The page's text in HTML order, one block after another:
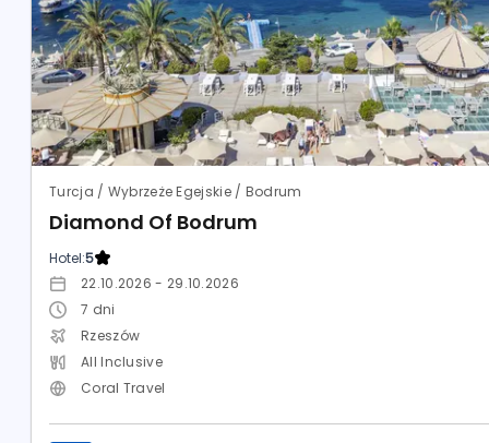
Turcja / Wybrzeże Egejskie / Bodrum
Diamond Of Bodrum
Hotel:5
22.10.2026 - 29.10.2026
7 dni
Rzeszów
All Inclusive
Coral Travel